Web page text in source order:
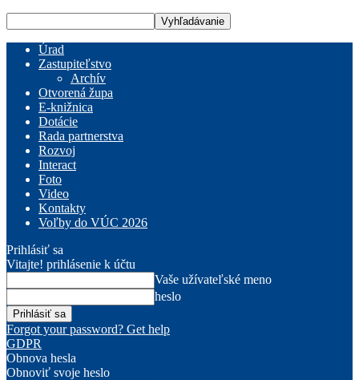
Úrad
Zastupiteľstvo
Archív
Otvorená župa
E-knižnica
Dotácie
Rada partnerstva
Rozvoj
Interact
Foto
Video
Kontakty
Voľby do VÚC 2026
Prihlásiť sa
Vitajte! prihlásenie k účtu
Vaše užívateľské meno
heslo
Forgot your password? Get help
GDPR
Obnova hesla
Obnoviť svoje heslo